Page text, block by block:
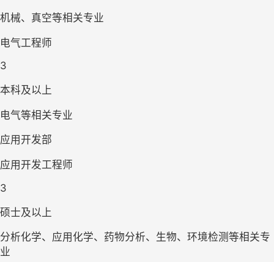
机械、真空等相关专业
电气工程师
3
本科及以上
电气等相关专业
应用开发部
应用开发工程师
3
硕士及以上
分析化学、应用化学、药物分析、生物、环境检测等相关专
业